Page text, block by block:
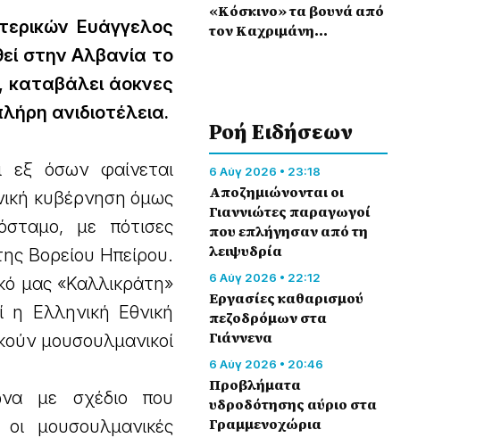
Ευάγγελος
στην Αλβανία το
άοκνες
ανιδιοτέλεια.
όσων φαίνεται
κυβέρνηση όμως
με πότισες
Βορείου Ηπείρου.
μας «Καλλικράτη»
η Ελληνική Εθνική
μουσουλμανικοί
με σχέδιο που
μουσουλμανικές
«Κόσκινο» τα βουνά από
τον Καχριμάνη…
Ροή Eιδήσεων
6 Αύγ 2026 • 23:18
Αποζημιώνονται οι
Γιαννιώτες παραγωγοί
που επλήγησαν από τη
λειψυδρία
6 Αύγ 2026 • 22:12
Εργασίες καθαρισμού
πεζοδρόμων στα
Γιάννενα
6 Αύγ 2026 • 20:46
Προβλήματα
υδροδότησης αύριο στα
Γραμμενοχώρια